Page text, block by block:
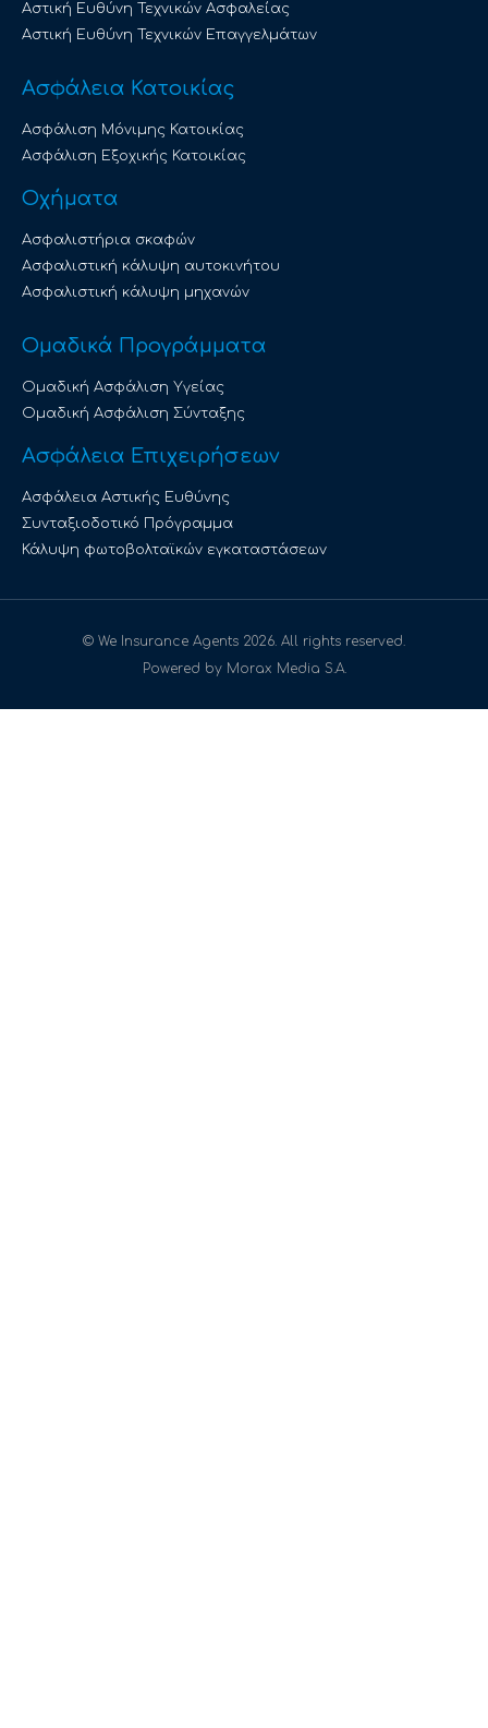
Αστική Ευθύνη Τεχνικών Ασφαλείας
Αστική Ευθύνη Τεχνικών Επαγγελμάτων
Ασφάλεια Κατοικίας
Ασφάλιση Μόνιμης Κατοικίας
Ασφάλιση Εξοχικής Κατοικίας
Οχήματα
Ασφαλιστήρια σκαφών
Ασφαλιστική κάλυψη αυτοκινήτου
Ασφαλιστική κάλυψη μηχανών
Ομαδικά Προγράμματα
Ομαδική Ασφάλιση Υγείας
Ομαδική Ασφάλιση Σύνταξης
Ασφάλεια Επιχειρήσεων
Ασφάλεια Αστικής Ευθύνης
Συνταξιοδοτικό Πρόγραμμα
Κάλυψη φωτοβολταϊκών εγκαταστάσεων
© We Insurance Agents 2026. All rights reserved.
Powered by Morax Media S.A.